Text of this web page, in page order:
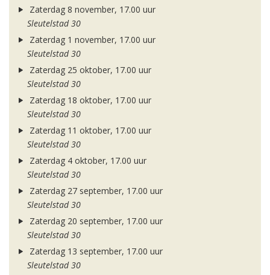
Zaterdag 8 november, 17.00 uur
Sleutelstad 30
Zaterdag 1 november, 17.00 uur
Sleutelstad 30
Zaterdag 25 oktober, 17.00 uur
Sleutelstad 30
Zaterdag 18 oktober, 17.00 uur
Sleutelstad 30
Zaterdag 11 oktober, 17.00 uur
Sleutelstad 30
Zaterdag 4 oktober, 17.00 uur
Sleutelstad 30
Zaterdag 27 september, 17.00 uur
Sleutelstad 30
Zaterdag 20 september, 17.00 uur
Sleutelstad 30
Zaterdag 13 september, 17.00 uur
Sleutelstad 30